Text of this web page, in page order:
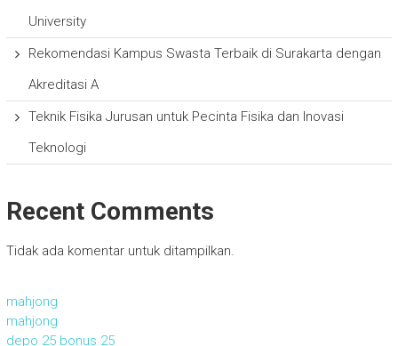
University
Rekomendasi Kampus Swasta Terbaik di Surakarta dengan
Akreditasi A
Teknik Fisika Jurusan untuk Pecinta Fisika dan Inovasi
Teknologi
Recent Comments
Tidak ada komentar untuk ditampilkan.
mahjong
mahjong
depo 25 bonus 25